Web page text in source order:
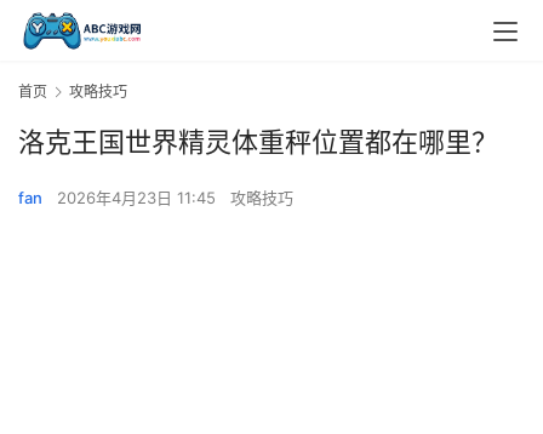
首页 攻略技巧
洛克王国世界精灵体重秤位置都在哪里？
fan 2026年4月23日 11:45 攻略技巧